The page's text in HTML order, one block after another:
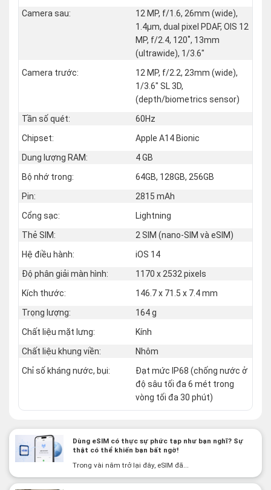
Camera sau:
12 MP, f/1.6, 26mm (wide),
1.4µm, dual pixel PDAF, OIS 12
MP, f/2.4, 120˚, 13mm
(ultrawide), 1/3.6"
Camera trước:
12 MP, f/2.2, 23mm (wide),
1/3.6" SL 3D,
(depth/biometrics sensor)
Tần số quét:
60Hz
Chipset:
Apple A14 Bionic
Dung lượng RAM:
4 GB
Bộ nhớ trong:
64GB, 128GB, 256GB
Pin:
2815 mAh
Cổng sạc:
Lightning
Thẻ SIM:
2 SIM (nano‑SIM và eSIM)
Hệ điều hành:
iOS 14
Độ phân giải màn hình:
1170 x 2532 pixels
Kích thước:
146.7 x 71.5 x 7.4 mm
Trọng lượng:
164 g
Chất liệu mặt lưng:
Kính
Chất liệu khung viền:
Nhôm
Chỉ số kháng nước, bụi:
Đạt mức IP68 (chống nước ở
độ sâu tối đa 6 mét trong
vòng tối đa 30 phút)
Dùng eSIM có thực sự phức tạp như bạn nghĩ? Sự
thật có thể khiến bạn bất ngờ!
Trong vài năm trở lại đây, eSIM đã...